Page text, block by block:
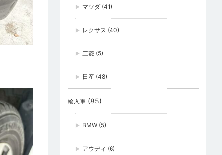
マツダ(41)
レクサス (40)
三菱(5)
日産(48)
輸入車(85)
BMW(5)
アウディ (6)